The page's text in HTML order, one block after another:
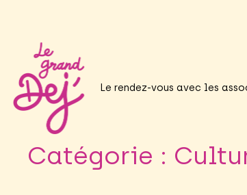
contenu
Le rendez-vous avec les
Catégorie :